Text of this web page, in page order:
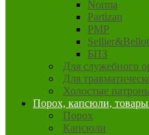
Norma
Partizan
PMP
Sellier&Bellot
БПЗ
Для служебного
Для
Холостые
Порох, капсюли,
Порох
Капсюли